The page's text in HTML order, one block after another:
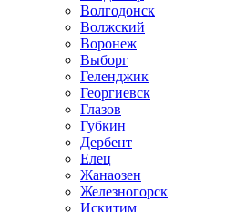
Волгодонск
Волжский
Воронеж
Выборг
Геленджик
Георгиевск
Глазов
Губкин
Дербент
Елец
Жанаозен
Железногорск
Искитим